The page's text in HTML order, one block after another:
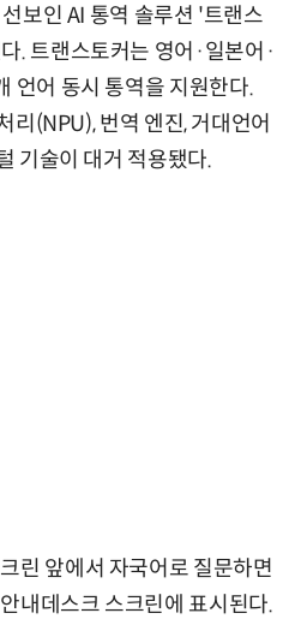
보인 AI 통역 솔루션 '트랜스
. 트랜스토커는 영어·일본어·
언어 동시 통역을 지원한다.
리(NPU), 번역 엔진, 거대언어
기술이 대거 적용됐다.
린 앞에서 자국어로 질문하면
내데스크 스크린에 표시된다.